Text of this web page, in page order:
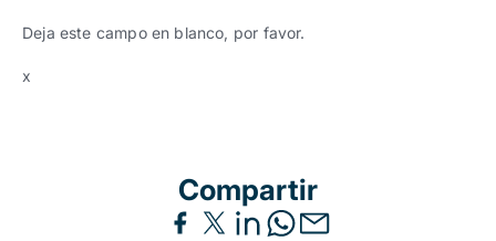
Deja este campo en blanco, por favor.
x
Compartir